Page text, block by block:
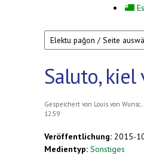
Saluto, kiel
Gespeichert von Louis von Wunsc...
12:59
Veröffentlichung: 2015-
Medientyp: Sonstiges